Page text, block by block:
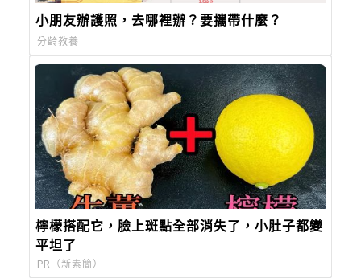
小朋友辦護照，去哪裡辦？要攜帶什麼？
分齡教養
檸檬搭配它，臉上斑點全部消失了，小肚子都變
平坦了
PR（新素簡）